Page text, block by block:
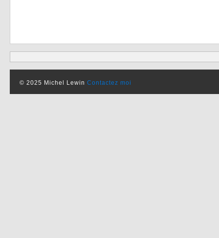
© 2025 Michel Lewin Contactez moi